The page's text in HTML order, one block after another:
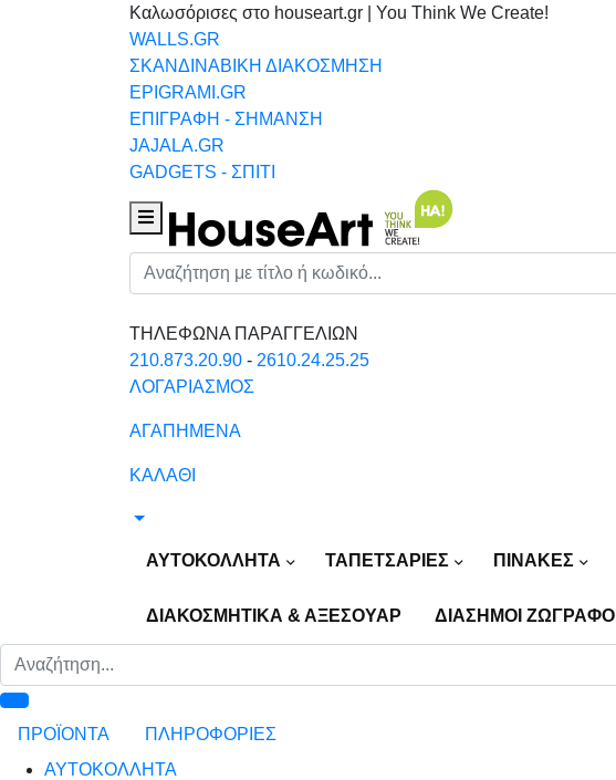
Καλωσόρισες στο houseart.gr | You Think We Create!
WALLS.GR
ΣΚΑΝΔΙΝΑΒΙΚΗ ΔΙΑΚΟΣΜΗΣΗ
EPIGRAMI.GR
ΕΠΙΓΡΑΦΗ - ΣΗΜΑΝΣΗ
JAJALA.GR
GADGETS - ΣΠΙΤΙ
Houseart Menu
Αναζήτηση
ΤΗΛΕΦΩΝΑ ΠΑΡΑΓΓΕΛΙΩΝ
210.873.20.90 - 2610.24.25.25
ΛΟΓΑΡΙΑΣΜΟΣ
ΑΓΑΠΗΜΕΝΑ
ΚΑΛΑΘΙ
ΑΥΤΟΚΟΛΛΗΤΑ ΤΑΠΕΤΣΑΡΙΕΣ ΠΙΝΑΚΕΣ
ΔΙΑΚΟΣΜΗΤΙΚΑ & ΑΞΕΣΟΥΑΡ ΔΙΑΣΗΜΟΙ ΖΩΓΡΑΦΟΙ
ΠΡΟΪΟΝΤΑ
ΠΛΗΡΟΦΟΡΙΕΣ
ΑΥΤΟΚΟΛΛΗΤΑ